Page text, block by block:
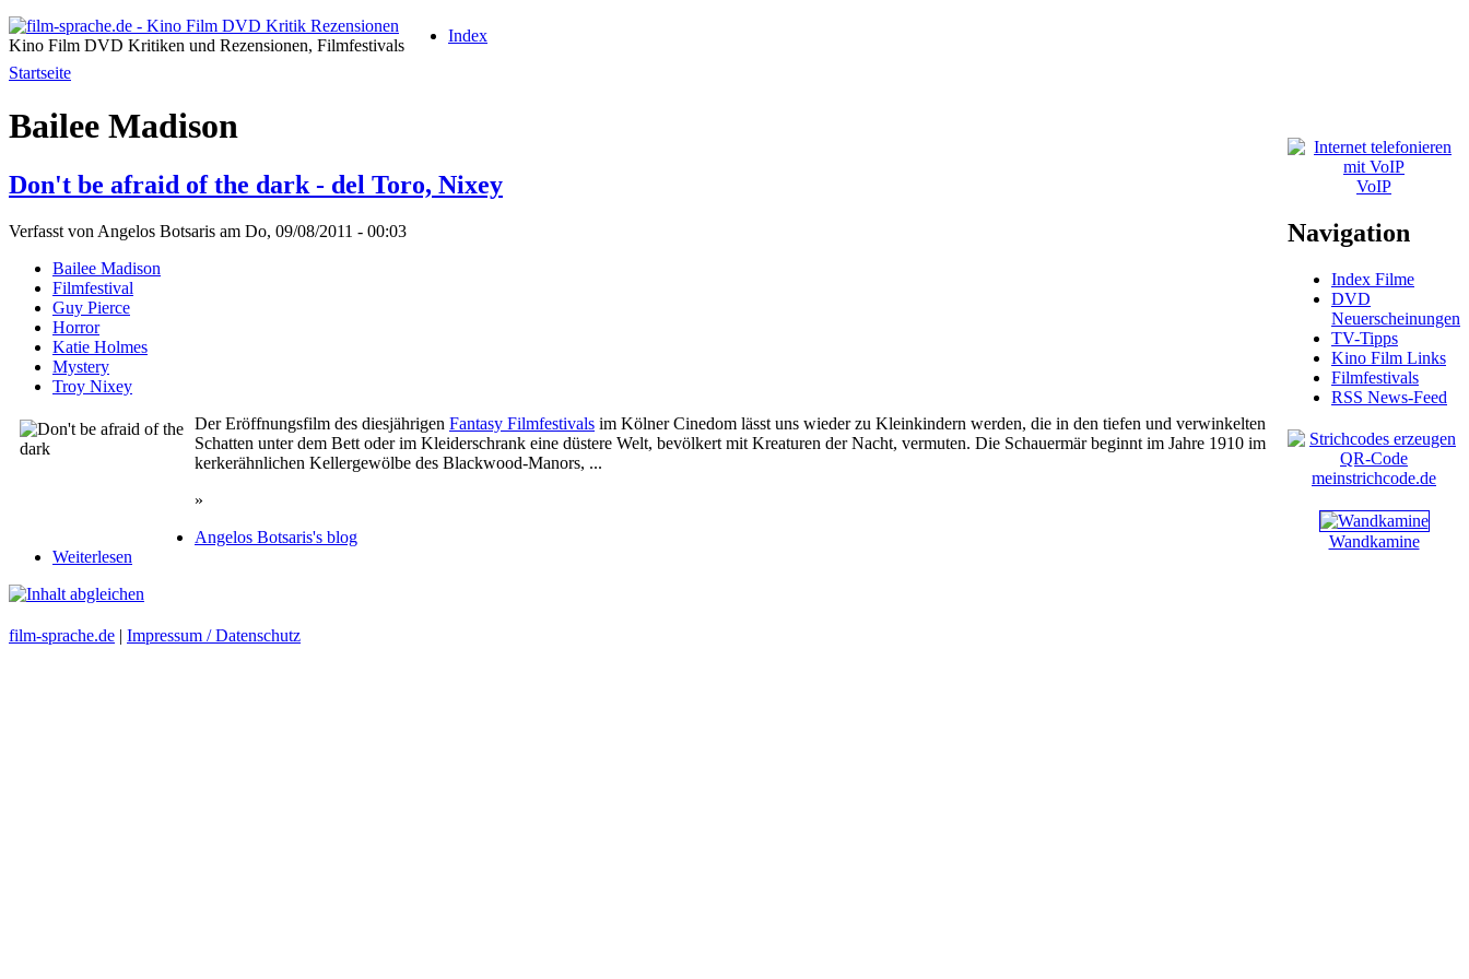
Kino Film DVD Kritiken und Rezensionen, Filmfestivals
Index
Startseite
Bailee Madison
Don't be afraid of the dark - del Toro, Nixey
Verfasst von Angelos Botsaris am Do, 09/08/2011 - 00:03
Bailee Madison
Filmfestival
Guy Pierce
Horror
Katie Holmes
Mystery
Troy Nixey
Der Eröffnungsfilm des diesjährigen Fantasy Filmfestivals im Kölner Cinedom lässt uns wieder zu Kleinkindern werden, die in den tiefen und verwinkelten
Schatten unter dem Bett oder im Kleiderschrank eine düstere Welt, bevölkert mit Kreaturen der Nacht, vermuten. Die Schauermär beginnt im Jahre 1910 im
kerkerähnlichen Kellergewölbe des Blackwood-Manors, ...
»
Angelos Botsaris's blog
Weiterlesen
VoIP
Navigation
Index Filme
DVD
Neuerscheinungen
TV-Tipps
Kino Film Links
Filmfestivals
RSS News-Feed
meinstrichcode.de
Wandkamine
film-sprache.de | Impressum / Datenschutz